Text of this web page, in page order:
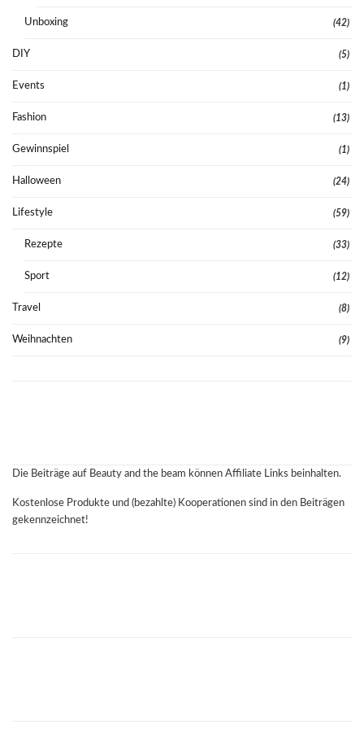
Unboxing (42)
DIY (5)
Events (1)
Fashion (13)
Gewinnspiel (1)
Halloween (24)
Lifestyle (59)
Rezepte (33)
Sport (12)
Travel (8)
Weihnachten (9)
Die Beiträge auf Beauty and the beam können Affiliate Links beinhalten.
Kostenlose Produkte und (bezahlte) Kooperationen sind in den Beiträgen
gekennzeichnet!